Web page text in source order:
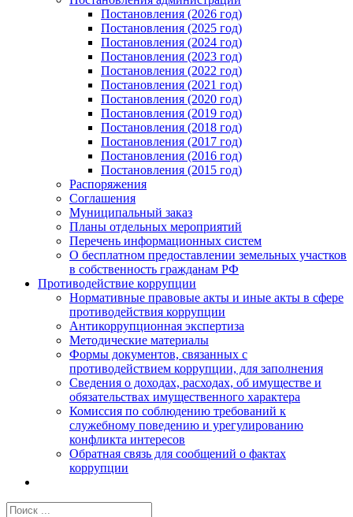
Постановления (2026 год)
Постановления (2025 год)
Постановления (2024 год)
Постановления (2023 год)
Постановления (2022 год)
Постановления (2021 год)
Постановления (2020 год)
Постановления (2019 год)
Постановления (2018 год)
Постановления (2017 год)
Постановления (2016 год)
Постановления (2015 год)
Распоряжения
Соглашения
Муниципальный заказ
Планы отдельных мероприятий
Перечень информационных систем
О бесплатном предоставлении земельных участков
в собственность гражданам РФ
Противодействие коррупции
Нормативные правовые акты и иные акты в сфере
противодействия коррупции
Антикоррупционная экспертиза
Методические материалы
Формы документов, связанных с
противодействием коррупции, для заполнения
Сведения о доходах, расходах, об имуществе и
обязательствах имущественного характера
Комиссия по соблюдению требований к
служебному поведению и урегулированию
конфликта интересов
Обратная связь для сообщений о фактах
коррупции
Результат